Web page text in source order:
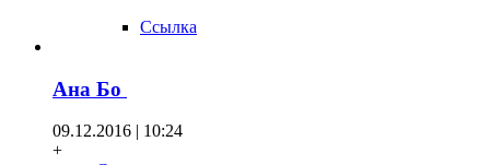
Ссылка
Ана Бо
09.12.2016 | 10:24
+